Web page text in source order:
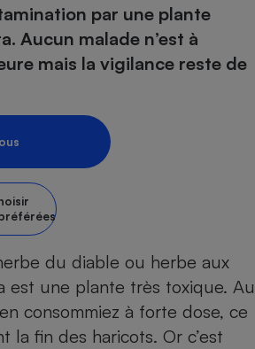
par une plante
Aucun malade n’est à
mais la vigilance reste de
du diable ou herbe aux
est une plante très toxique. Au
consommiez à forte dose, ce
la fin des haricots. Or c’est
Sécurité - Hygiène
Assurance
Banque - Crédit
Epargne - Fiscalité
Circulation routière
Contrôle technique -
Pièce détachée
Comparateur auto
Supermarché - Drive
Comparatif plaque à
Comparatif hotte
Comparatif cafetière
Comparatif robot cuiseur
Comparatif centrale
Comparatif barre de son
Comparatif imprimante
Image et son
Informatique
Crédit immobilier
Comparatif poêle à
Comparatif radiateur
Bricolage - Jardinage
Chauffage
Produit d'entretien
Sécurité domestique
Maison de retraite
Retraite
emprunteur
Ensemble
- Testez le débit de votre
Internet